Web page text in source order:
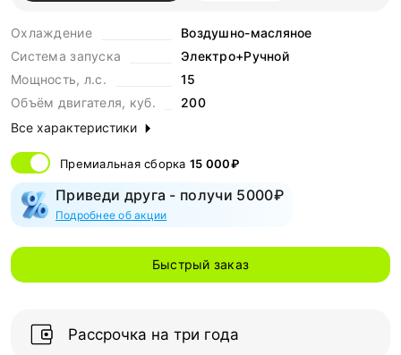
Охлаждение
Воздушно-масляное
Система запуска
Электро+Ручной
Мощность, л.с.
15
Объём двигателя, куб.
200
Все характеристики
Премиальная сборка 15 000₽
Приведи друга - получи 5000₽
Подробнее об акции
Быстрый заказ
Рассрочка на три года